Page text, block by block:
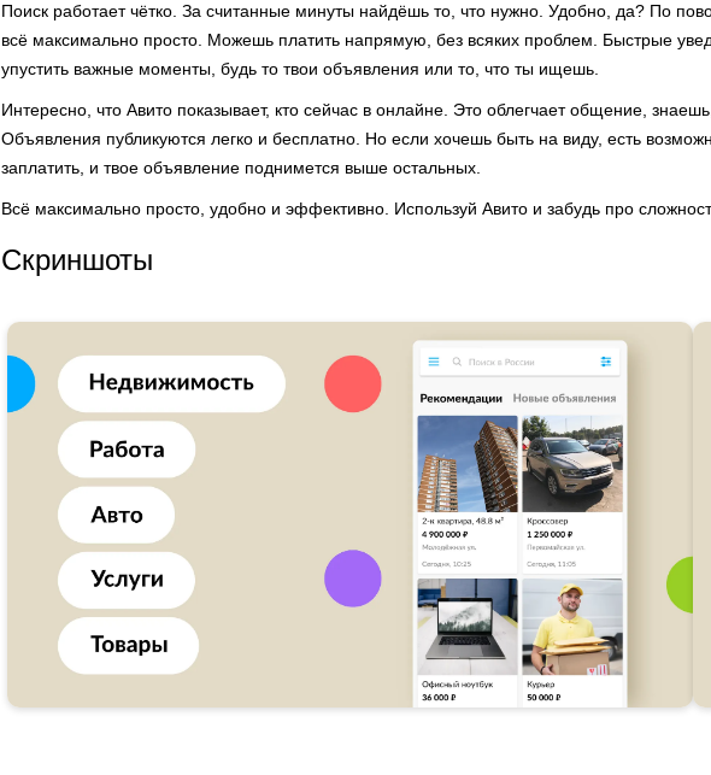
Поиск работает чётко. За считанные минуты найдёшь то, что нужно. Удобно, да? По
всё максимально просто. Можешь платить напрямую, без всяких проблем. Быстрые
упустить важные моменты, будь то твои объявления или то, что ты ищешь.
Интересно, что Авито показывает, кто сейчас в онлайне. Это облегчает общение, знаешь,
Объявления публикуются легко и бесплатно. Но если хочешь быть на виду, есть
заплатить, и твое объявление поднимется выше остальных.
Всё максимально просто, удобно и эффективно. Используй Авито и забудь про
Скриншоты